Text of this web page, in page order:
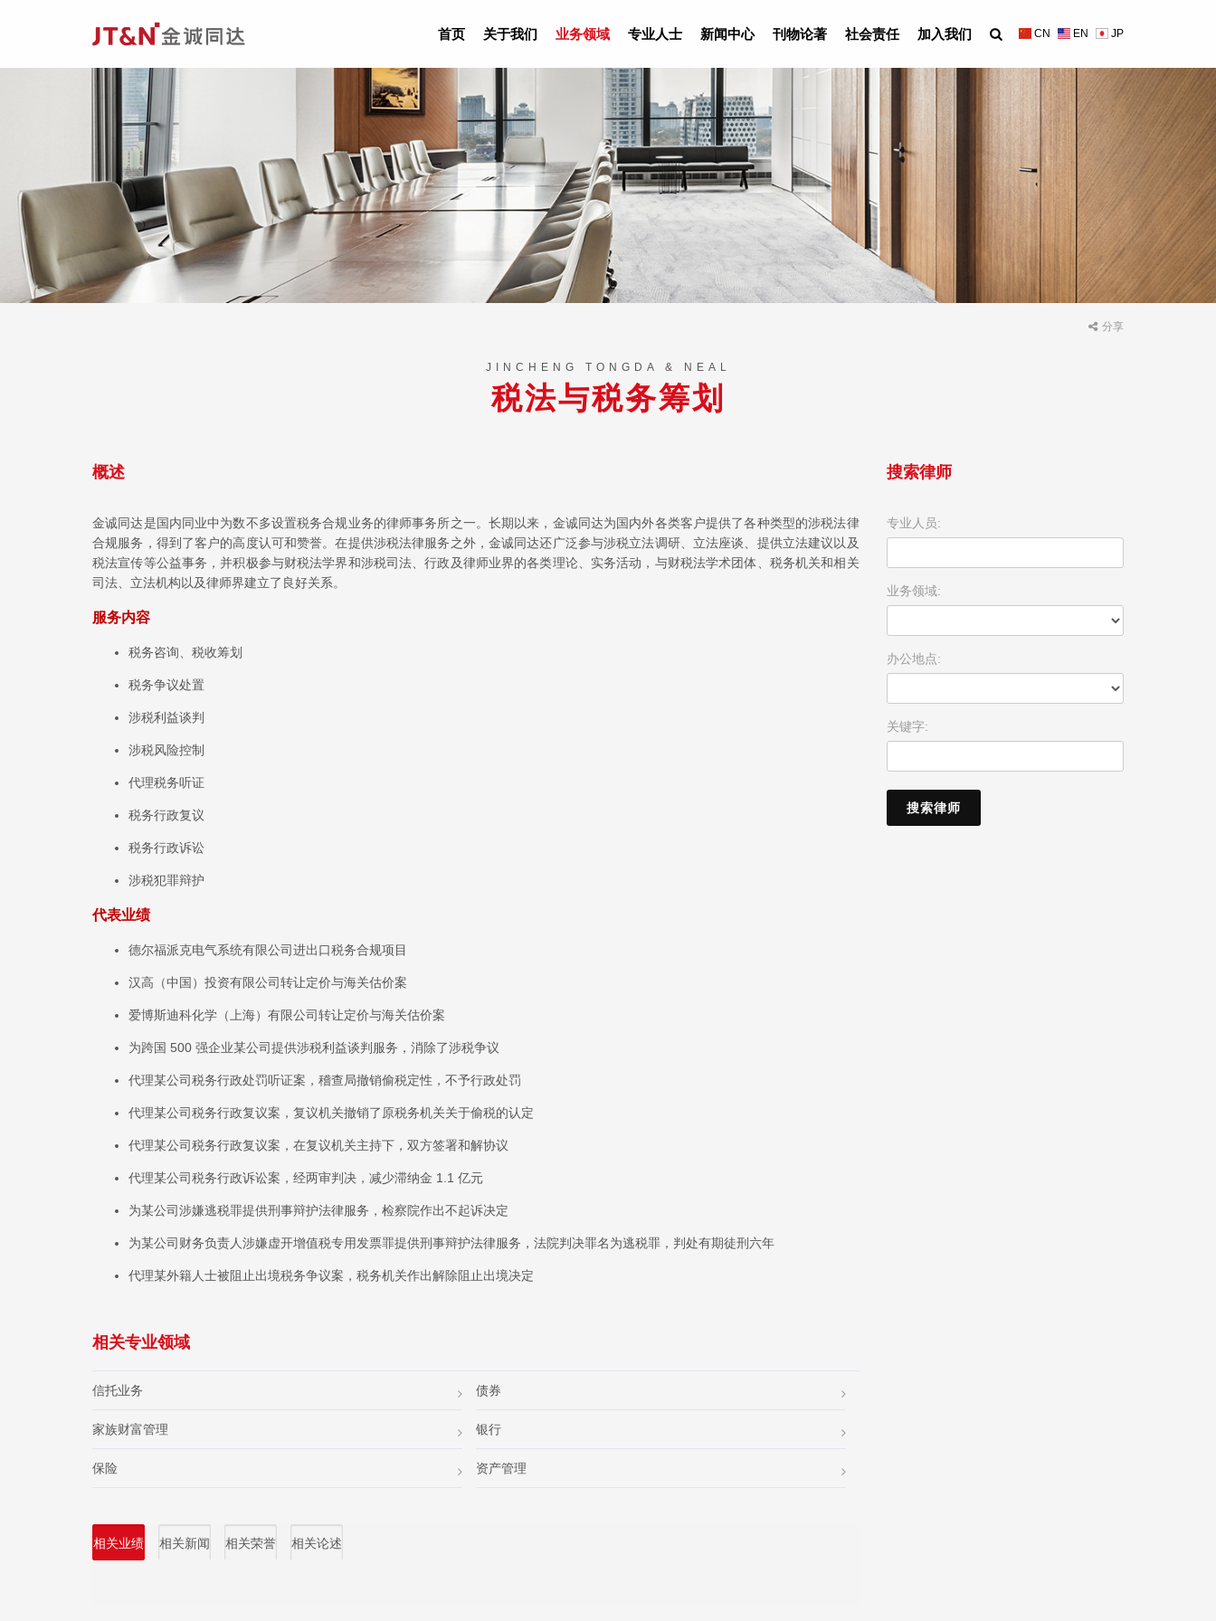
首页 关于我们 业务领域 专业人士 新闻中心 刊物论著 社会责任 加入我们 CN EN JP
JINCHENG TONGDA & NEAL
税法与税务筹划
分享
概述
金诚同达是国内同业中为数不多设置税务合规业务的律师事务所之一。长期以来，金诚同达为国内外各类客户提供了各种类型的涉税法律
合规服务，得到了客户的高度认可和赞誉。在提供涉税法律服务之外，金诚同达还广泛参与涉税立法调研、立法座谈、提供立法建议以及
税法宣传等公益事务，并积极参与财税法学界和涉税司法、行政及律师业界的各类理论、实务活动，与财税法学术团体、税务机关和相关
司法、立法机构以及律师界建立了良好关系。
服务内容
税务咨询、税收筹划
税务争议处置
涉税利益谈判
涉税风险控制
代理税务听证
税务行政复议
税务行政诉讼
涉税犯罪辩护
代表业绩
德尔福派克电气系统有限公司进出口税务合规项目
汉高（中国）投资有限公司转让定价与海关估价案
爱博斯迪科化学（上海）有限公司转让定价与海关估价案
为跨国 500 强企业某公司提供涉税利益谈判服务，消除了涉税争议
代理某公司税务行政处罚听证案，稽查局撤销偷税定性，不予行政处罚
代理某公司税务行政复议案，复议机关撤销了原税务机关关于偷税的认定
代理某公司税务行政复议案，在复议机关主持下，双方签署和解协议
代理某公司税务行政诉讼案，经两审判决，减少滞纳金 1.1 亿元
为某公司涉嫌逃税罪提供刑事辩护法律服务，检察院作出不起诉决定
为某公司财务负责人涉嫌虚开增值税专用发票罪提供刑事辩护法律服务，法院判决罪名为逃税罪，判处有期徒刑六年
代理某外籍人士被阻止出境税务争议案，税务机关作出解除阻止出境决定
相关专业领域
信托业务 债券
家族财富管理 银行
保险 资产管理
相关业绩 相关新闻 相关荣誉 相关论述
搜索律师
专业人员:
业务领域:
办公地点:
关键字: